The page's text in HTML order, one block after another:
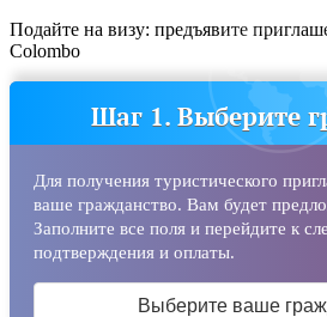
Подайте на визу: предъявите
Colombo
Шаг 1. Выберите
Для получения туристического
ваше гражданство. Вам будет
Заполните все поля и перейдите к
подтверждения и оплаты.
Выберите ваше